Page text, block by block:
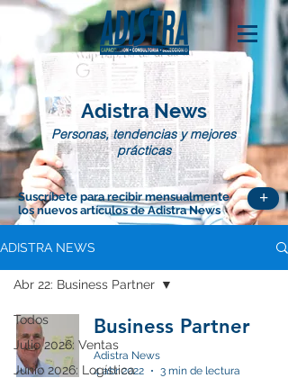
Adistra News
Personas, tendencias y mejores
prácticas
Suscríbete para recibir mensualmente
los nuevos artículos de Adistra News
+
ADISTRA NEWS
Todos
Julio 2026: Ventas
Junio 2026: Logística
Abr 22: Business Partner
Business Partner
Adistra News
4 abr 2022
3 min de lectura